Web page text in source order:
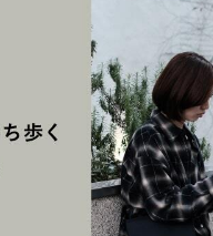
クニックアイテム
ョン・トラベル more
小物